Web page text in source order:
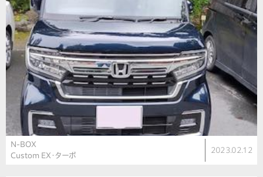
N-BOX
Custom EX・ターボ
2023.02.12